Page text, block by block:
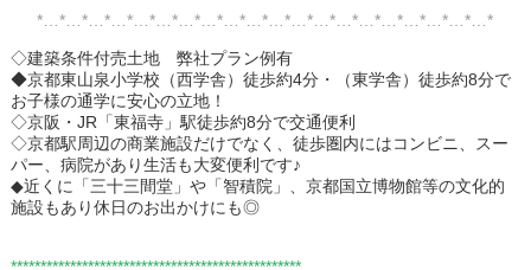
*…*…*…*…*…*…*…*…*…*…*…*…*…*…*…*…*…*…*…*…*
◇建築条件付売土地 弊社プラン例有
◆京都東山泉小学校（西学舎）徒歩約4分・（東学舎）徒歩約8分で
お子様の通学に安心の立地！
◇京阪・JR「東福寺」駅徒歩約8分で交通便利
◇京都駅周辺の商業施設だけでなく、徒歩圏内にはコンビニ、スー
パー、病院があり生活も大変便利です♪
◆近くに「三十三間堂」や「智積院」、京都国立博物館等の文化的
施設もあり休日のお出かけにも◎